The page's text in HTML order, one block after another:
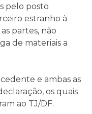
pelo posto
estranho à
partes, não
de materiais a
e ambas as
os quais
ao TJ/DF.